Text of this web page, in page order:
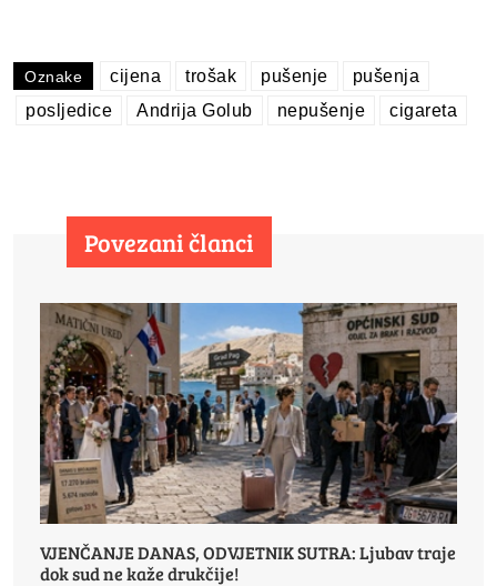
Oznake cijena trošak pušenje
pušenja
posljedice
Andrija Golub nepušenje cigareta
Povezani članci
VJENČANJE DANAS, ODVJETNIK SUTRA: Ljubav traje
dok sud ne kaže drukčije!